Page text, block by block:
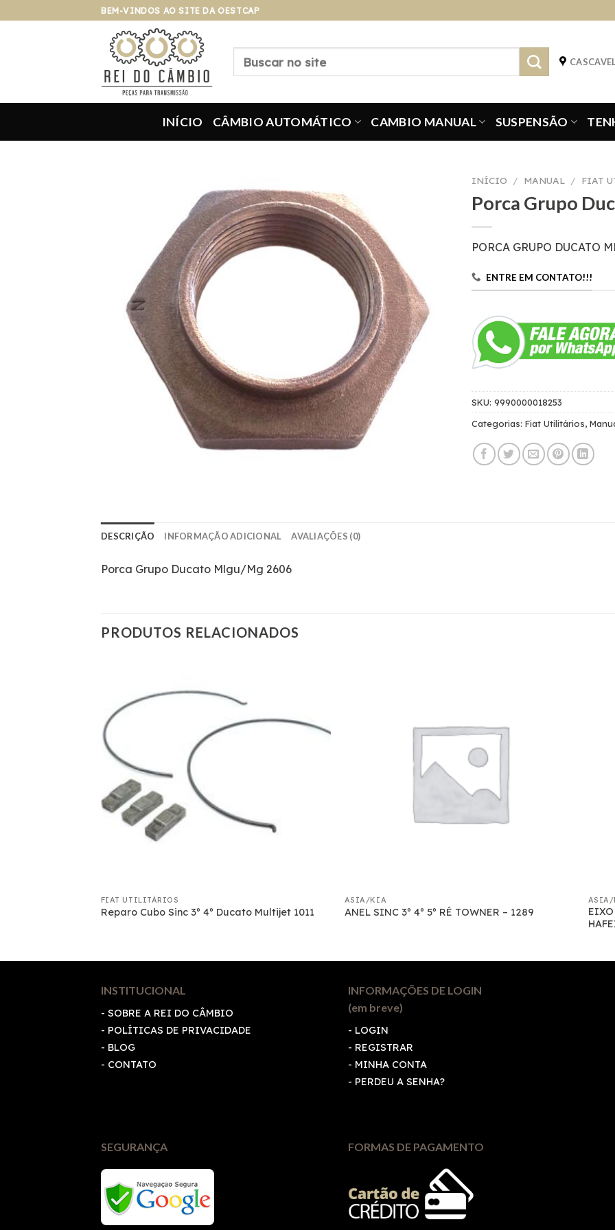
para
BEM-VINDOS AO SITE DA OESTCAP
Pesquisar
INÍCIO CÂMBIO AUTOMÁTICO CAMBIO MANUAL SUSPENSÃO
INÍCIO / MANUAL / FIAT
Porca Grupo
PORCA GRUPO DUCATO
ENTRE EM CONTATO!!!
SKU: 9990000018253
Categorias: Fiat Utilitários,
DESCRIÇÃO INFORMAÇÃO ADICIONAL AVALIAÇÕES (0)
Porca Grupo Ducato Mlgu/Mg 2606
PRODUTOS RELACIONADOS
FIAT UTILITÁRIOS
Reparo Cubo Sinc 3º 4º Ducato Multijet 1011
ASIA/KIA
ANEL SINC 3º 4º 5º RÉ TOWNER – 1289
INSTITUCIONAL
- SOBRE A REI DO CÂMBIO
- POLÍTICAS DE PRIVACIDADE
- BLOG
- CONTATO
INFORMAÇÕES DE LOGIN
(em breve)
- LOGIN
- REGISTRAR
- MINHA CONTA
- PERDEU A SENHA?
SEGURANÇA FORMAS DE PAGAMENTO